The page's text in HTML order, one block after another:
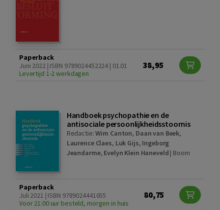
Paperback
Juni 2022 | ISBN 9789024452224 | 01.01
Levertijd 1-2 werkdagen
38,95
Handboek psychopathie en de
antisociale persoonlijkheidsstoornis
Redactie:Wim Canton, Daan van Beek,
Laurence Claes, Luk Gijs, Ingeborg
Jeandarme, Evelyn Klein Haneveld | Boom
Paperback
Juli 2021 | ISBN 9789024441655
Voor 21:00 uur besteld, morgen in huis
80,75